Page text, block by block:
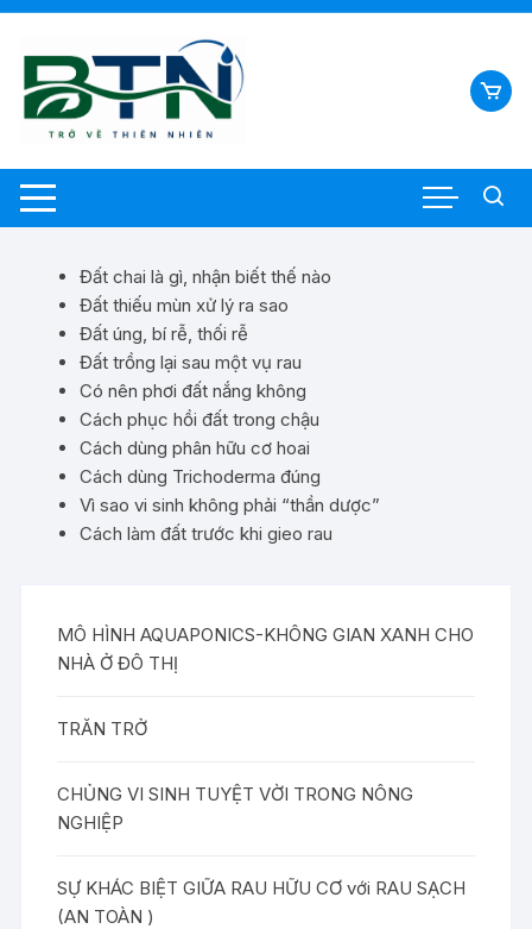
Đất chai là gì, nhận biết thế nào
Đất thiếu mùn xử lý ra sao
Đất úng, bí rễ, thối rễ
Đất trồng lại sau một vụ rau
Có nên phơi đất nắng không
Cách phục hồi đất trong chậu
Cách dùng phân hữu cơ hoai
Cách dùng Trichoderma đúng
Vì sao vi sinh không phải “thần dược”
Cách làm đất trước khi gieo rau
MÔ HÌNH AQUAPONICS-KHÔNG GIAN XANH CHO
NHÀ Ở ĐÔ THỊ
TRĂN TRỞ
CHỦNG VI SINH TUYỆT VỜI TRONG NÔNG
NGHIỆP
SỰ KHÁC BIỆT GIỮA RAU HỮU CƠ với RAU SẠCH
(AN TOÀN )